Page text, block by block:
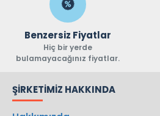
Benzersiz Fiyatlar
Hiç bir yerde
bulamayacağınız fiyatlar.
ŞIRKETIMIZ HAKKINDA